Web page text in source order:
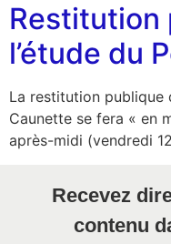
Restitution
l’étude du
La restitution publique
Caunette se fera « en
après-midi (vendredi
Recevez
contenu